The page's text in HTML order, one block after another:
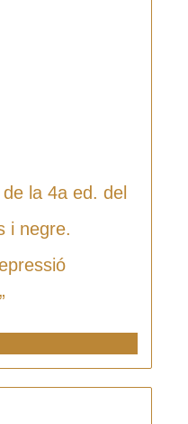
la 4a ed. del
i negre.